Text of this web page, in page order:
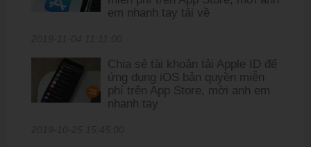
em nhanh tay tải về
Chia sẻ tài khoản tải Apple ID để
ứng dụng iOS bản quyền miễn
phí trên App Store, mời anh em
nhanh tay